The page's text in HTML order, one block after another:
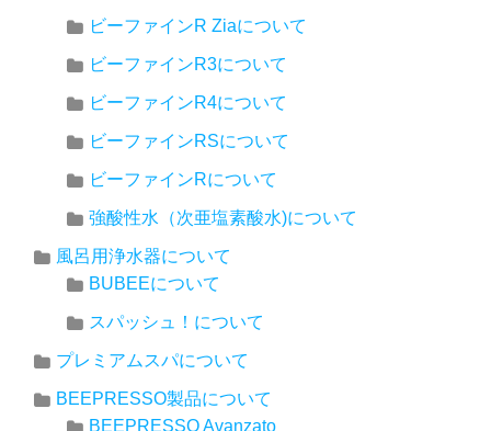
ビーファインR Ziaについて
ビーファインR3について
ビーファインR4について
ビーファインRSについて
ビーファインRについて
強酸性水（次亜塩素酸水)について
風呂用浄水器について
BUBEEについて
スパッシュ！について
プレミアムスパについて
BEEPRESSO製品について
BEEPRESSO Avanzato